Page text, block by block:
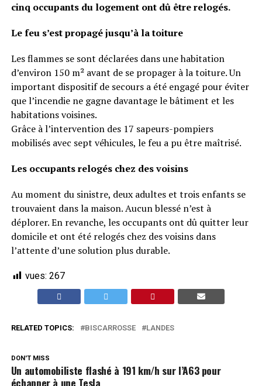
cinq occupants du logement ont dû être relogés.
Le feu s’est propagé jusqu’à la toiture
Les flammes se sont déclarées dans une habitation
d’environ 150 m² avant de se propager à la toiture. Un
important dispositif de secours a été engagé pour éviter
que l’incendie ne gagne davantage le bâtiment et les
habitations voisines.
Grâce à l’intervention des 17 sapeurs-pompiers
mobilisés avec sept véhicules, le feu a pu être maîtrisé.
Les occupants relogés chez des voisins
Au moment du sinistre, deux adultes et trois enfants se
trouvaient dans la maison. Aucun blessé n’est à
déplorer. En revanche, les occupants ont dû quitter leur
domicile et ont été relogés chez des voisins dans
l’attente d’une solution plus durable.
vues: 267
RELATED TOPICS: BISCARROSSE LANDES
DON'T MISS
Un automobiliste flashé à 191 km/h sur l’A63 pour
échapper à une Tesla